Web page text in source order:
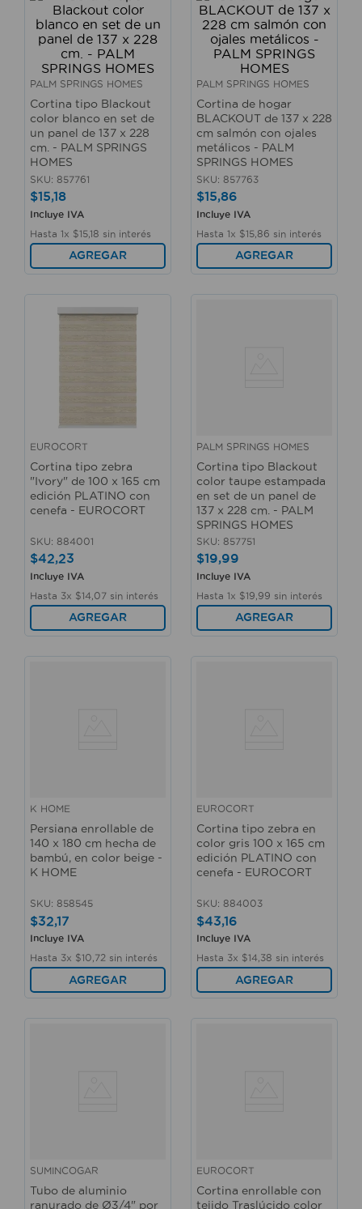
PALM SPRINGS HOMES
Cortina tipo Blackout
color blanco en set de
un panel de 137 x 228
cm. - PALM SPRINGS
HOMES
SKU: 857761
$15,18
Incluye IVA
Hasta 1x $1518 sin interés
AGREGAR
PALM SPRINGS HOMES
Cortina de hogar
BLACKOUT de 137 x 228
cm salmón con ojales
metálicos - PALM
SPRINGS HOMES
SKU: 857763
$15,86
Incluye IVA
Hasta 1x $15 86 sin interés
AGREGAR
EUROCORT
Cortina tipo zebra
"Ivory" de 100 x 165 cm
edición PLATINO con
cenefa - EUROCORT
SKU: 884001
$42,23
Incluye IVA
Hasta 3x $14 07 sin interés
AGREGAR
PALM SPRINGS HOMES
Cortina tipo Blackout
color taupe estampada
en set de un panel de
137 x 228 cm. - PALM
SPRINGS HOMES
SKU: 857751
$19,99
Incluye IVA
Hasta 1x $19 99 sin interés
AGREGAR
K HOME
Persiana enrollable de
140 x 180 cm hecha de
bambú, en color beige -
K HOME
SKU: 858545
$32,17
Incluye IVA
Hasta 3x $10 72 sin interés
AGREGAR
EUROCORT
Cortina tipo zebra en
color gris 100 x 165 cm
edición PLATINO con
cenefa - EUROCORT
SKU: 884003
$43,16
Incluye IVA
Hasta 3x $14 38 sin interés
AGREGAR
SUMINCOGAR
Tubo de aluminio
ranurado de Ø3/4" por
EUROCORT
Cortina enrollable con
tejido Traslúcido color